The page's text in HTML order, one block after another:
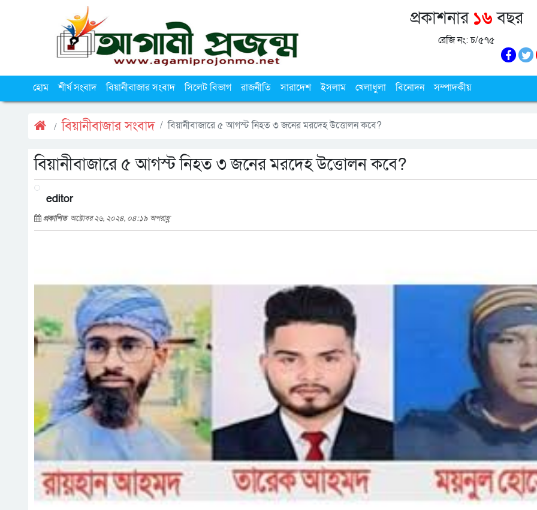
প্রকাশনার ১৬বছর
রেজি নং: চ/৫৭৫
হোম শীর্ষ সংবাদ বিয়ানীবাজার সংবাদ সিলেট বিভাগ রাজনীতি সারাদেশ ইসলাম খেলাধুলা বিনোদন সম্পাদকীয়
বিয়ানীবাজার সংবাদ বিয়ানীবাজারে ৫ আগস্ট নিহত ৩ জনের মরদেহ উত্তোলন কবে?
বিয়ানীবাজারে ৫ আগস্ট নিহত ৩ জনের মরদেহ উত্তোলন কবে?
editor
প্রকাশিত অক্টোবর ২৬, ২০২৪, ০৪:১৯ অপরাহ্ণ